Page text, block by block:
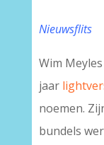
Nieuwsflits
Wim
jaar
noemen.
bundels